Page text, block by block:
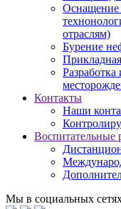
Оснащение
отраслям)
Бурение
Контакты
Наши
Воспитательные
Мы в социальных